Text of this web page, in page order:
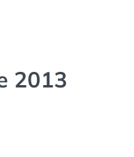
2013